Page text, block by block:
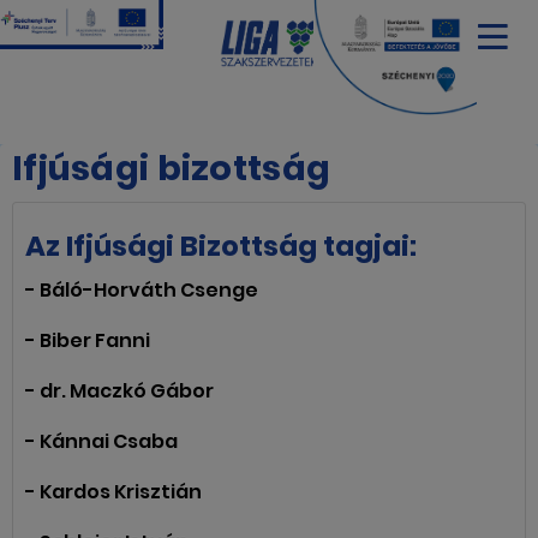
Ifjúsági bizottság
Az Ifjúsági Bizottság tagjai:
- Báló-Horváth Csenge
- Biber Fanni
- dr. Maczkó Gábor
- Kánnai Csaba
- Kardos Krisztián